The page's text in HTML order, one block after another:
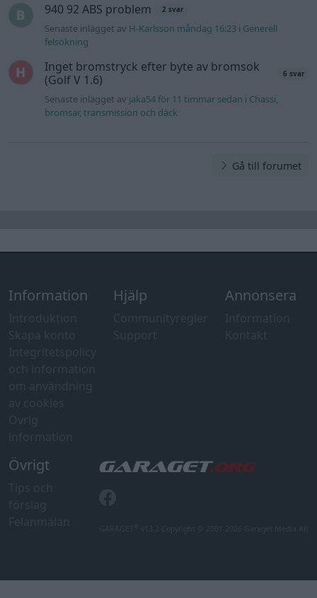
940 92 ABS problem 2 svar
Senaste inlägget av H-Karlsson måndag 16:23 i Generell
felsökning
Inget bromstryck efter byte av bromsok
(Golf V 1.6)
6 svar
Senaste inlägget av jaka54 för 11 timmar sedan i Chassi,
bromsar, transmission och däck
Gå till forumet
Information Hjälp Annonsera
Övrigt